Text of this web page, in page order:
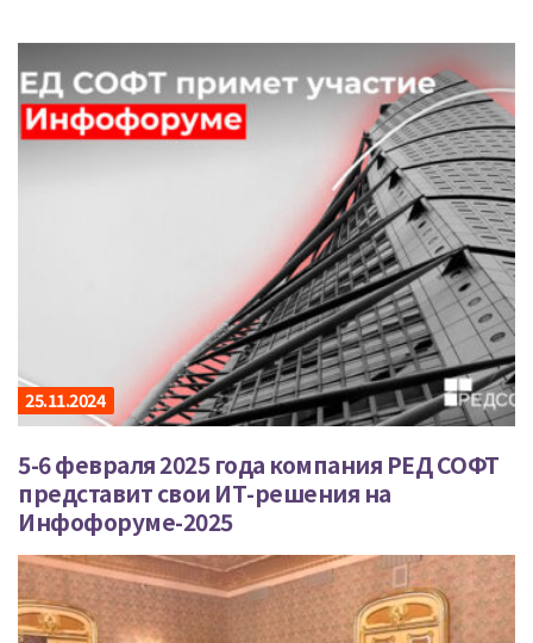
25.11.2024
5-6 февраля 2025 года компания РЕД СОФТ
представит свои ИТ-решения на
Инфофоруме-2025